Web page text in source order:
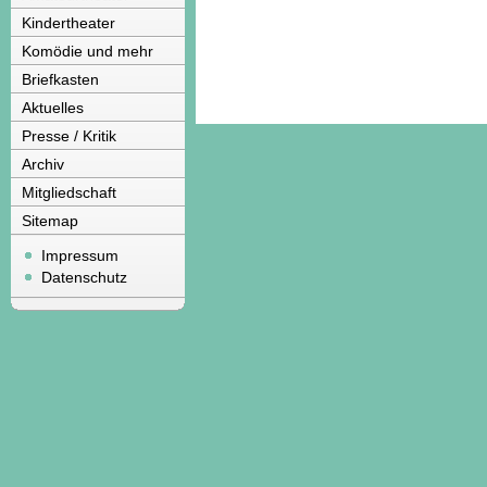
Kindertheater
Komödie und mehr
Briefkasten
Aktuelles
Presse / Kritik
Archiv
Mitgliedschaft
Sitemap
Impressum
Datenschutz